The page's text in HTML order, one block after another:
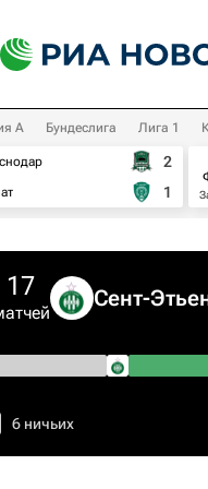
А Бундеслига Лига 1
2
1
17 Сент-
6 ничьих